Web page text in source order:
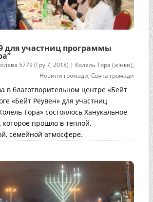
для участниц программы
5779 (Гру 7, 2018) | Колель Тора (жінки),
Новини громади,Свята громади
в благотворительном центре «Бейт
«Бейт Реувен» для участниц
Тора» состоялось Ханукальное
прошло в теплой,
семейной атмосфере.